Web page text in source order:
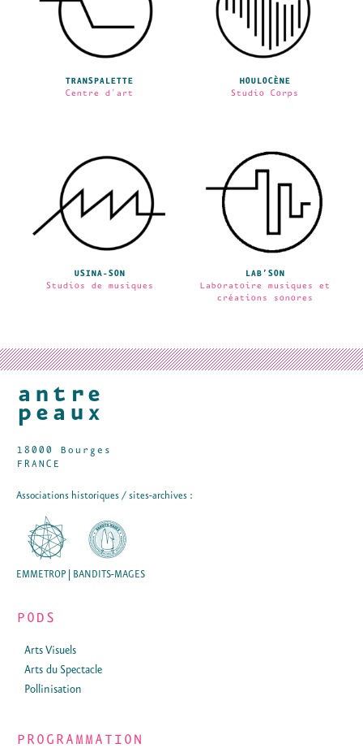
TRANSPALETTE
Centre d'art
HOULOCÈNE
Studio Corps
USINA-SON
Studios de musiques
LAB’SON
Laboratoire musiques et
créations sonores
18000 Bourges
FRANCE
Associations historiques / sites-archives :
EMMETROP | BANDITS-MAGES
PODS
Arts Visuels
Arts du Spectacle
Pollinisation
PROGRAMMATION